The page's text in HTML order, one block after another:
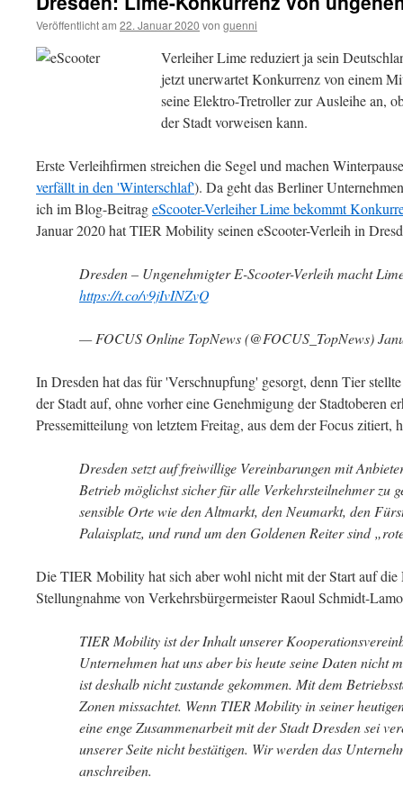
Veröffentlicht am 22. Januar 2020 von guenni
Verleiher Lime reduziert ja sein
jetzt unerwartet Konkurrenz von einem
seine Elektro-Tretroller zur Ausleihe an,
der Stadt vorweisen kann.
Erste Verleihfirmen streichen die Segel und machen
verfällt in den 'Winterschlaf'). Da geht das Berliner
ich im Blog-BeitrageScooter-Verleiher Lime bekommt
Januar 2020 hat TIER Mobility seinen eScooter-Verleih in
Dresden – Ungenehmigter E-Scooter-Verleih macht
https://t.co/v9jIvINZvQ
— FOCUS Online TopNews (@FOCUS_TopNews)
In Dresden hat das für 'Verschnupfung' gesorgt, denn Tier
der Stadt auf, ohne vorher eine Genehmigung der Stadtoberen
Pressemitteilung von letztem Freitag, aus dem der Focus zitiert,
Dresden setzt auf freiwillige Vereinbarungen mit
Betrieb möglichst sicher für alle Verkehrsteilnehmer zu
sensible Orte wie den Altmarkt, den Neumarkt, den
Palaisplatz, und rund um den Goldenen Reiter sind
Die TIER Mobility hat sich aber wohl nicht mit der Start auf die
Stellungnahme von Verkehrsbürgermeister Raoul Schmidt-
TIER Mobility ist der Inhalt unserer
Unternehmen hat uns aber bis heute seine Daten nicht
ist deshalb nicht zustande gekommen. Mit dem
Zonen missachtet. Wenn TIER Mobility in seiner
eine enge Zusammenarbeit mit der Stadt Dresden sei
unserer Seite nicht bestätigen. Wir werden das
anschreiben.